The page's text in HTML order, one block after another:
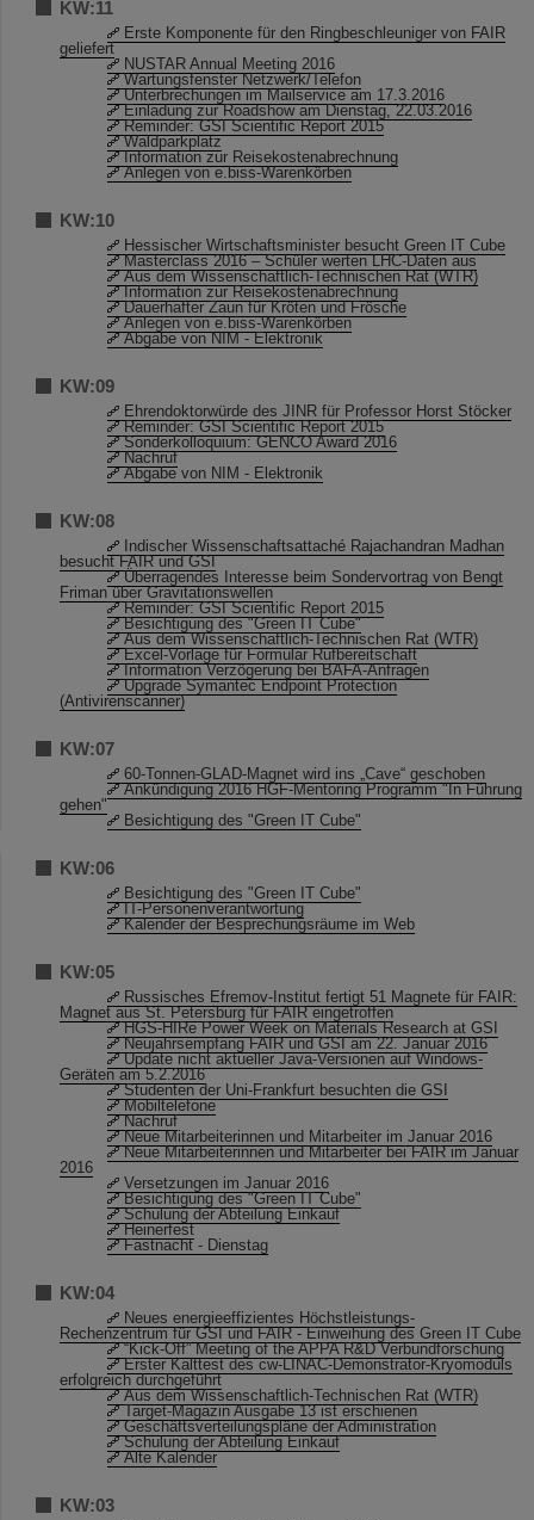
KW:11
Erste Komponente für den Ringbeschleuniger von FAIR
geliefert
NUSTAR Annual Meeting 2016
Wartungsfenster Netzwerk/Telefon
Unterbrechungen im Mailservice am 17.3.2016
Einladung zur Roadshow am Dienstag, 22.03.2016
Reminder: GSI Scientific Report 2015
Waldparkplatz
Information zur Reisekostenabrechnung
Anlegen von e.biss-Warenkörben
KW:10
Hessischer Wirtschaftsminister besucht Green IT Cube
Masterclass 2016 – Schüler werten LHC-Daten aus
Aus dem Wissenschaftlich-Technischen Rat (WTR)
Information zur Reisekostenabrechnung
Dauerhafter Zaun für Kröten und Frösche
Anlegen von e.biss-Warenkörben
Abgabe von NIM - Elektronik
KW:09
Ehrendoktorwürde des JINR für Professor Horst Stöcker
Reminder: GSI Scientific Report 2015
Sonderkolloquium: GENCO Award 2016
Nachruf
Abgabe von NIM - Elektronik
KW:08
Indischer Wissenschaftsattaché Rajachandran Madhan
besucht FAIR und GSI
Überragendes Interesse beim Sondervortrag von Bengt
Friman über Gravitationswellen
Reminder: GSI Scientific Report 2015
Besichtigung des "Green IT Cube"
Aus dem Wissenschaftlich-Technischen Rat (WTR)
Excel-Vorlage für Formular Rufbereitschaft
Information Verzögerung bei BAFA-Anfragen
Upgrade Symantec Endpoint Protection
(Antivirenscanner)
KW:07
60-Tonnen-GLAD-Magnet wird ins „Cave“ geschoben
Ankündigung 2016 HGF-Mentoring Programm "In Führung
gehen"
Besichtigung des "Green IT Cube"
KW:06
Besichtigung des "Green IT Cube"
IT-Personenverantwortung
Kalender der Besprechungsräume im Web
KW:05
Russisches Efremov-Institut fertigt 51 Magnete für FAIR:
Magnet aus St. Petersburg für FAIR eingetroffen
HGS-HIRe Power Week on Materials Research at GSI
Neujahrsempfang FAIR und GSI am 22. Januar 2016
Update nicht aktueller Java-Versionen auf Windows-
Geräten am 5.2.2016
Studenten der Uni-Frankfurt besuchten die GSI
Mobiltelefone
Nachruf
Neue Mitarbeiterinnen und Mitarbeiter im Januar 2016
Neue Mitarbeiterinnen und Mitarbeiter bei FAIR im Januar
2016
Versetzungen im Januar 2016
Besichtigung des "Green IT Cube"
Schulung der Abteilung Einkauf
Heinerfest
Fastnacht - Dienstag
KW:04
Neues energieeffizientes Höchstleistungs-
Rechenzentrum für GSI und FAIR - Einweihung des Green IT Cube
“Kick-Off” Meeting of the APPA R&D Verbundforschung
Erster Kalttest des cw-LINAC-Demonstrator-Kryomoduls
erfolgreich durchgeführt
Aus dem Wissenschaftlich-Technischen Rat (WTR)
Target-Magazin Ausgabe 13 ist erschienen
Geschäftsverteilungspläne der Administration
Schulung der Abteilung Einkauf
Alte Kalender
KW:03